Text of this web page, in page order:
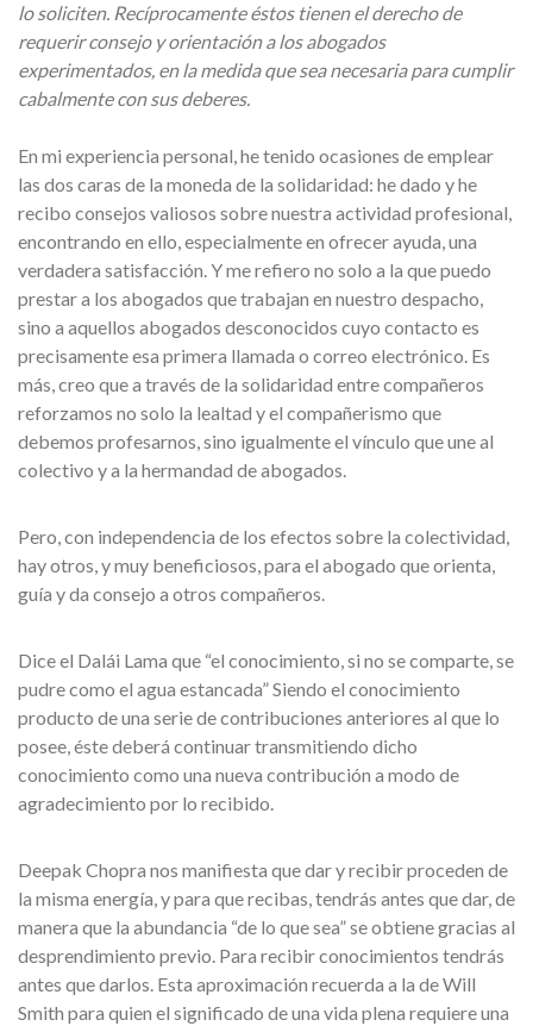
lo soliciten. Recíprocamente éstos tienen el derecho de
requerir consejo y orientación a los abogados
experimentados, en la medida que sea necesaria para cumplir
cabalmente con sus deberes.
En mi experiencia personal, he tenido ocasiones de emplear
las dos caras de la moneda de la solidaridad: he dado y he
recibo consejos valiosos sobre nuestra actividad profesional,
encontrando en ello, especialmente en ofrecer ayuda, una
verdadera satisfacción. Y me refiero no solo a la que puedo
prestar a los abogados que trabajan en nuestro despacho,
sino a aquellos abogados desconocidos cuyo contacto es
precisamente esa primera llamada o correo electrónico. Es
más, creo que a través de la solidaridad entre compañeros
reforzamos no solo la lealtad y el compañerismo que
debemos profesarnos, sino igualmente el vínculo que une al
colectivo y a la hermandad de abogados.
Pero, con independencia de los efectos sobre la colectividad,
hay otros, y muy beneficiosos, para el abogado que orienta,
guía y da consejo a otros compañeros.
Dice el Dalái Lama que “el conocimiento, si no se comparte, se
pudre como el agua estancada” Siendo el conocimiento
producto de una serie de contribuciones anteriores al que lo
posee, éste deberá continuar transmitiendo dicho
conocimiento como una nueva contribución a modo de
agradecimiento por lo recibido.
Deepak Chopra nos manifiesta que dar y recibir proceden de
la misma energía, y para que recibas, tendrás antes que dar, de
manera que la abundancia “de lo que sea” se obtiene gracias al
desprendimiento previo. Para recibir conocimientos tendrás
antes que darlos. Esta aproximación recuerda a la de Will
Smith para quien el significado de una vida plena requiere una